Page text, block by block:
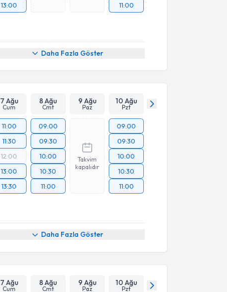
13:00
11:00
Daha Fazla Göster
7 Ağu
Cum
8 Ağu
Cmt
9 Ağu
Paz
10 Ağu
Pzt
11:00
11:30
12:00
13:00
13:30
09:00
09:30
10:00
10:30
11:00
Takvim
kapalıdır
09:00
09:30
10:00
10:30
11:00
Daha Fazla Göster
7 Ağu
Cum
8 Ağu
Cmt
9 Ağu
Paz
10 Ağu
Pzt